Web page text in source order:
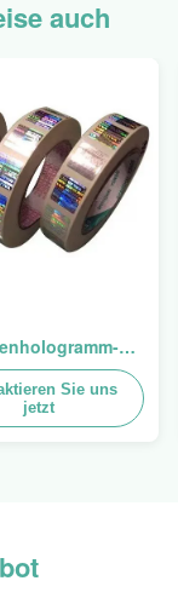
auch
Aufkleber-
offensichtlicher
Aufkleber
Sie uns
jetzt